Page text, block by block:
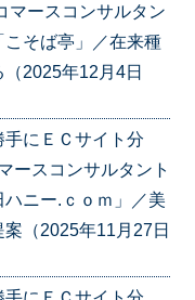
ースコンサルタン
そば亭」／在来種
（2025年12月4日
手にＥＣサイト分
スコンサルタント
ニー.ｃｏｍ」／美
（2025年11月27日